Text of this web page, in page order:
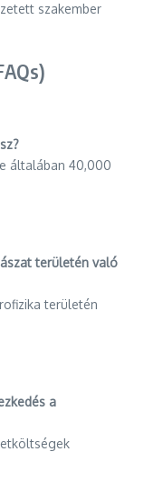
szakember
általában 40,000
területén való
területén
a